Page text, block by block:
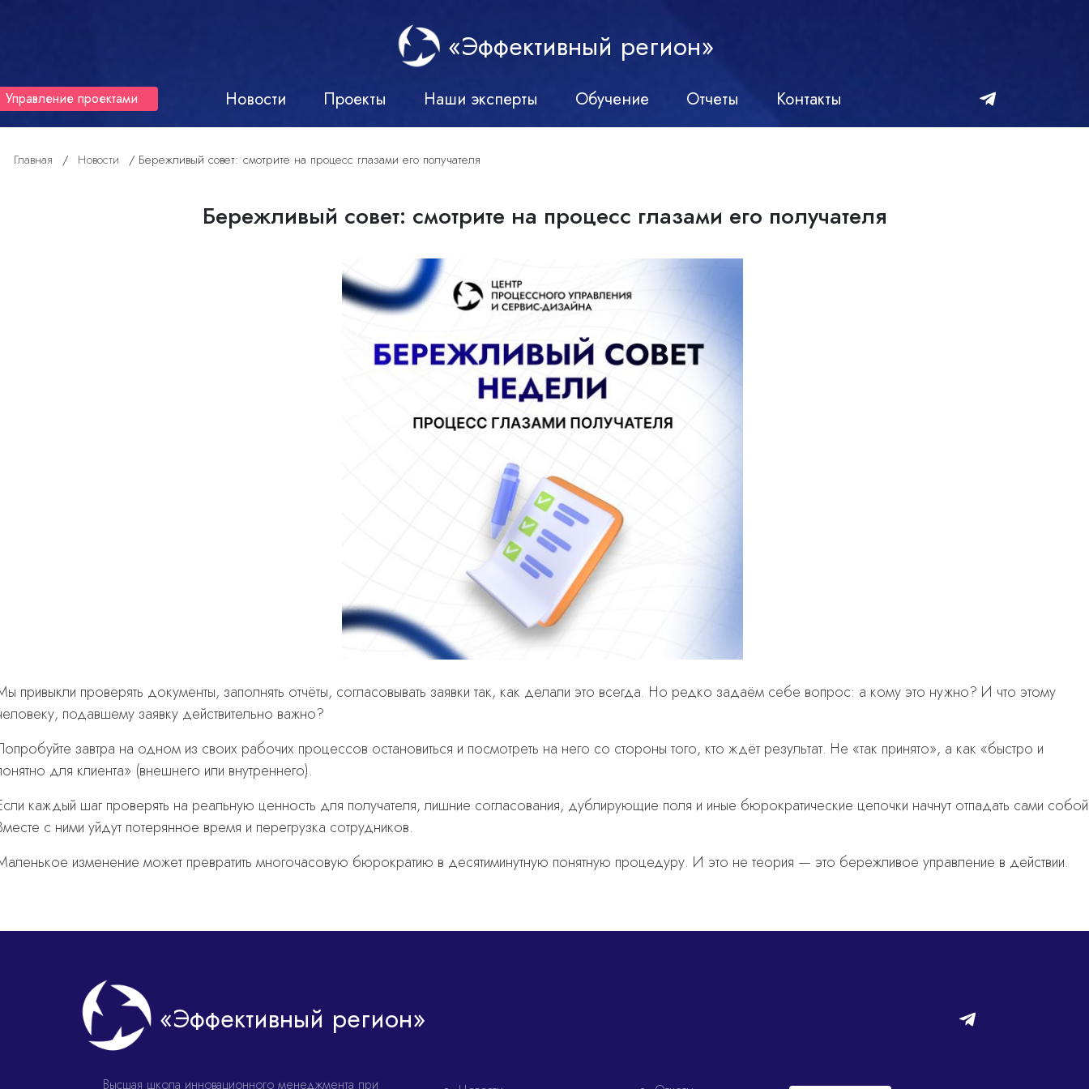
«Эффективный регион»
Управление проектами Новости Проекты Наши эксперты Обучение Отчеты Контакты
Главная / Новости / Бережливый совет: смотрите на процесс глазами его получателя
Бережливый совет: смотрите на процесс глазами его получателя
привыкли проверять документы, заполнять отчёты, согласовывать заявки так, как делали это всегда. Но редко задаём себе вопрос: а кому это нужно? И что этому
подавшему заявку действительно важно?
завтра на одном из своих рабочих процессов остановиться и посмотреть на него со стороны того, кто ждёт результат. Не «так принято», а как «быстро и
для клиента» (внешнего или внутреннего).
каждый шаг проверять на реальную ценность для получателя, лишние согласования, дублирующие поля и иные бюрократические цепочки начнут отпадать сами
с ними уйдут потерянное время и перегрузка сотрудников.
изменение может превратить многочасовую бюрократию в десятиминутную понятную процедуру. И это не теория — это бережливое управление в действии.
«Эффективный регион»
Высшая школа инновационного менеджмента при